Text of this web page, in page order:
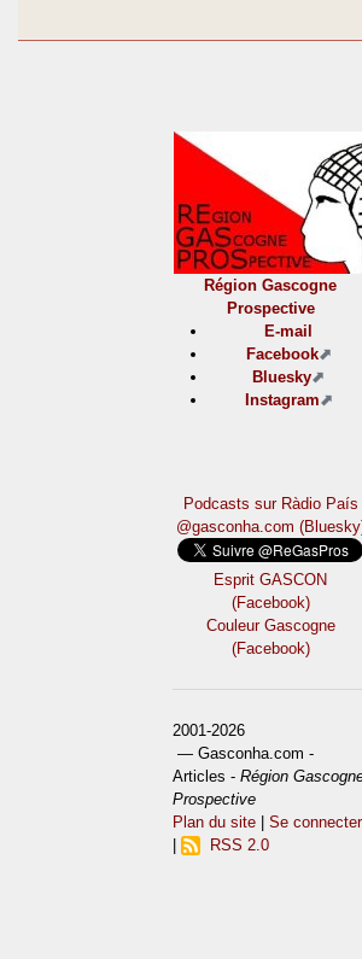
Région Gascogne
Prospective
E-mail
Facebook
Bluesky
Instagram
Podcasts sur Ràdio País
@gasconha.com
Esprit GASCON
(Facebook)
Couleur Gascogne
(Facebook)
2001-2026
— Gasconha.com -
Articles -Région
Prospective
Plan du site |Se connecter
RSS 2.0